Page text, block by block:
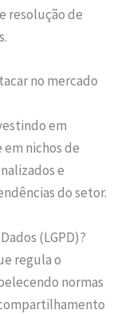
e resolução de
no mercado
em
nichos de
e
do setor.
(LGPD)?
regula o
normas